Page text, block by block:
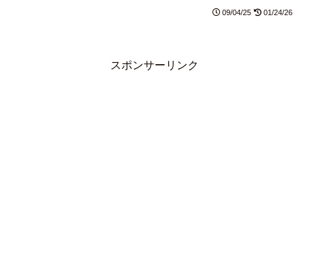
09/04/25 01/24/26
スポンサーリンク